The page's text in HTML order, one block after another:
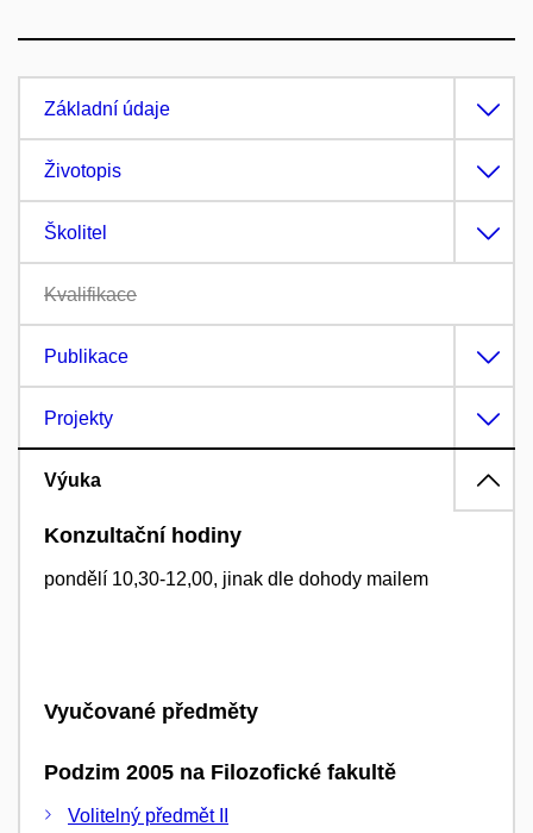
Základní údaje
Životopis
Školitel
Kvalifikace
Publikace
Projekty
Výuka
Konzultační hodiny
pondělí 10,30-12,00, jinak dle dohody mailem
Vyučované předměty
Podzim 2005 na Filozofické fakultě
Volitelný předmět II